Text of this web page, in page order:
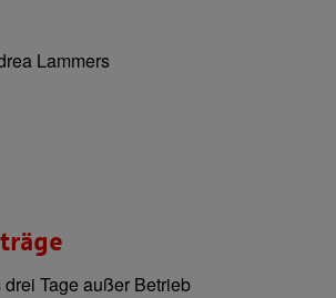
Lammers
Tage außer Betrieb